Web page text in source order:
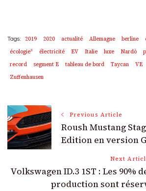
Tags: 2019 2020 actualité Allemagne berline
écologie*
électricité EV Italie luxe Nardò
record
segment E tableau de bord Taycan VE
Zuffenhausen
Post
Navigation
Previous Article
Roush Mustang
Edition en version
Next
Volkswagen ID.3 1ST : Les 90%
production sont